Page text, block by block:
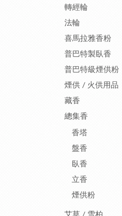
轉經輪
法輪
喜馬拉雅香粉
普巴特製臥香
普巴特級煙供粉
煙供 / 火供用品
藏香
總集香
香塔
盤香
臥香
立香
煙供粉